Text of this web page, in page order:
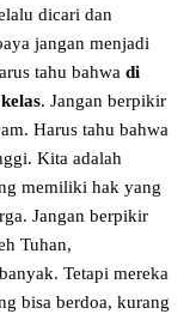
dicari dan
jangan menjadi
tahu bahwa di
. Jangan berpikir
Harus tahu bahwa
Kita adalah
memiliki hak yang
Jangan berpikir
Tuhan,
Tetapi mereka
bisa berdoa, kurang